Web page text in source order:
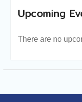
Upcoming
There are no